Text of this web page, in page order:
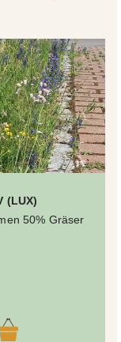
(LUX)
50% Gräser